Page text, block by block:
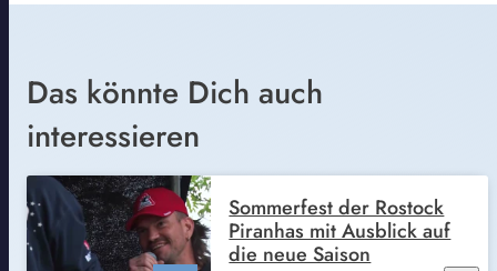
Das könnte Dich auch
interessieren
Sommerfest der Rostock
Piranhas mit Ausblick auf
die neue Saison